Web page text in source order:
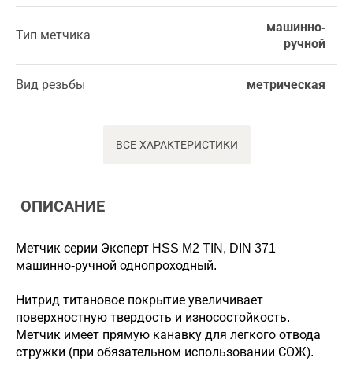
Тип метчика
машинно-
ручной
Вид резьбы метрическая
ВСЕ ХАРАКТЕРИСТИКИ
ОПИСАНИЕ
Метчик серии Эксперт HSS M2 TIN, DIN 371
машинно-ручной однопроходный.
Нитрид титановое покрытие увеличивает
поверхностную твердость и износостойкость.
Метчик имеет прямую канавку для легкого отвода
стружки (при обязательном использовании СОЖ).